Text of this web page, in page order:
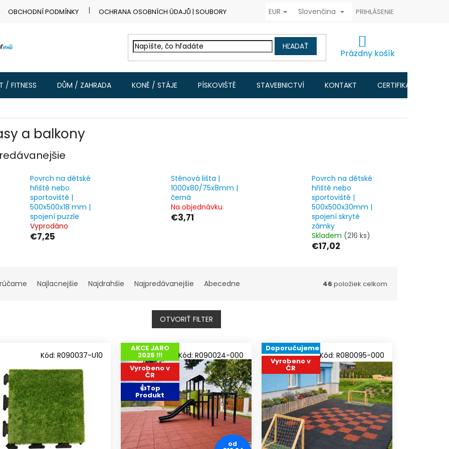
OBCHODNÍ PODMÍNKY OCHRANA OSOBNÍCH ÚDAJŮ | SOUBORY COOKIES FORMULÁŘ ODSTOUPENÍ OD KUPNÍ SMLOUVY
EUR Slovenčina PRIHLÁSENIE
HĽADAŤ
KOŠÍK
Prázdny košík
/ FITNESS DŮM / ZAHRADA KONĚ / STÁJE PÍSKOVIŠTĚ STAVEBNICTVÍ KONTAKT CERTIFIKACE A
a balkony
Povrch na dětské
hřiště nebo
sportoviště |
500x500x18 mm |
spojení puzzle
Vyprodáno
€7,25
Stěnová lišta |
1000x80/75x8mm |
černá
Na objednávku
€3,71
Povrch na dětské
hřiště nebo
sportoviště |
500x500x30mm |
spojení skryté
zámky
Skladem (216 ks)
€17,02
Najlacnejšie Najdrahšie Najpredávanejšie Abecedne 46 položiek celkom
OTVORIŤ FILTER
Kód: R090037-U10
AKCE JARO
2025 !!!
Vyrobeno v
ČR
👍Top
Produkt
od
Kód: R090024-000
Doporučujeme
Vyrobeno v
ČR
Kód: R080095-000